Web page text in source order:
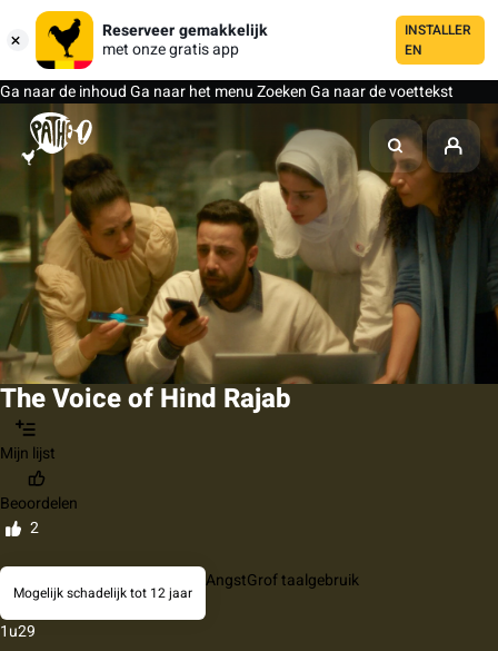
Reserveer gemakkelijk
met onze gratis app
INSTALLER
EN
Ga naar de inhoudGa naar het menuZoekenGa naar de voettekst
The Voice of Hind Rajab
Mijn lijst
Beoordelen
2
Mogelijk schadelijk tot 12 jaar
AngstGrof taalgebruik
1u29